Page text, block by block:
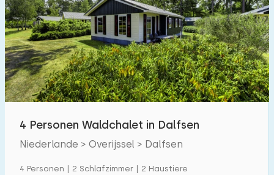
Kindermöbel 2
Eingezäunter Garten 1
Spielgeräte im Garten 1
Hallenbad 12
Kinderanimation
Kindereinrichtungen im Park
4 Personen Waldchalet in Dalfsen
Niederlande > Overijssel > Dalfsen
4 Personen | 2 Schlafzimmer | 2 Haustiere